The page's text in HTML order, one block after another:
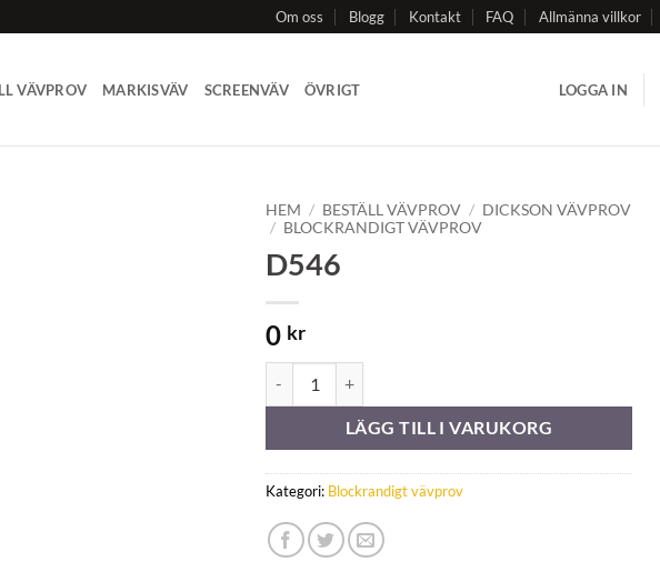
Om oss Blogg Kontakt FAQ Allmänna villkor
VÄVPROV MARKISVÄV SCREENVÄV ÖVRIGT LOGGA IN
HEM / BESTÄLL VÄVPROV / DICKSON VÄVPROV
/ BLOCKRANDIGT VÄVPROV
D546
0 kr
LÄGG TILL I VARUKORG
Kategori: Blockrandigt vävprov